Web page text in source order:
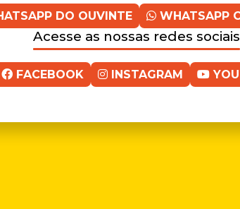
DO OUVINTE WHATSAPP
Acesse as nossas redes sociais
FACEBOOK INSTAGRAM